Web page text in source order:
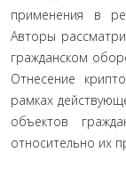
применения в
Авторы
гражданском
Отнесение
рамках
объектов
относительно их